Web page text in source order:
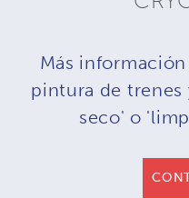
Más
pintura de
seco' o